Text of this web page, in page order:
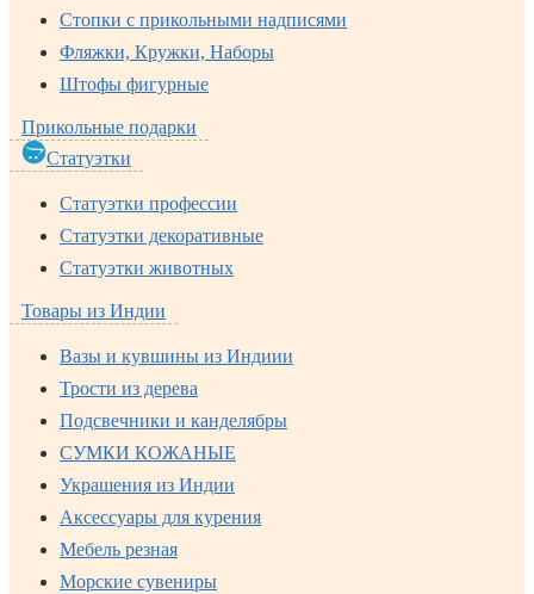
Стопки с прикольными надписями
Фляжки, Кружки, Наборы
Штофы фигурные
Прикольные подарки
Статуэтки
Статуэтки профессии
Статуэтки декоративные
Статуэтки животных
Товары из Индии
Вазы и кувшины из Индиии
Трости из дерева
Подсвечники и канделябры
СУМКИ КОЖАНЫЕ
Украшения из Индии
Аксессуары для курения
Мебель резная
Морские сувениры